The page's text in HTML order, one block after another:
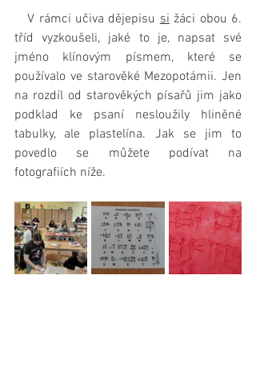
   V rámci učiva dějepisu
si žáci obou 6.
tříd vyzkoušeli, jaké to je, napsat své
jméno klínovým písmem, které se
používalo ve starověké Mezopotámii. Jen
na rozdíl od starověkých písařů jim jako
podklad ke psaní nesloužily hliněné
tabulky, ale plastelína. Jak se jim to
povedlo se můžete podívat na
fotografiích níže.